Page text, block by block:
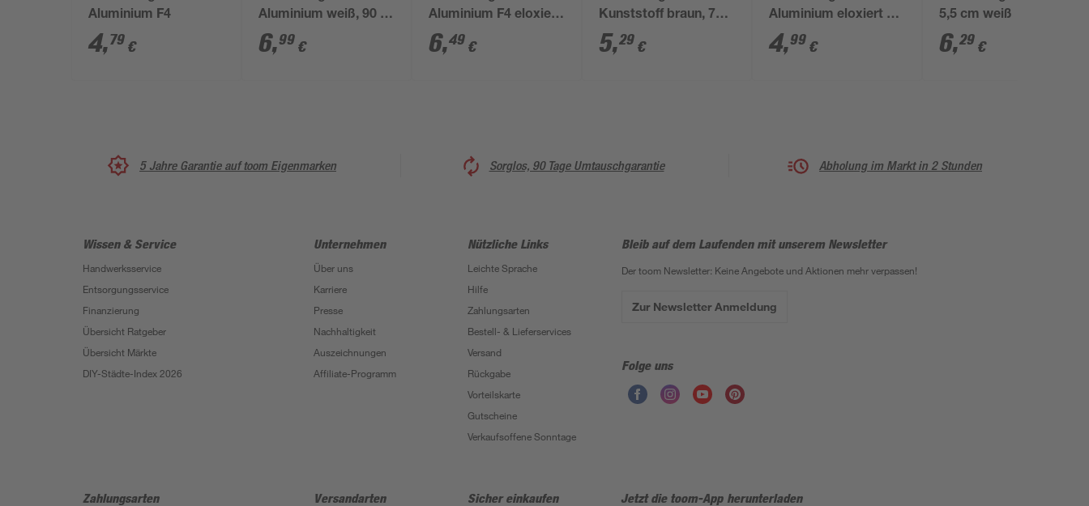
Aluminium F4
4,79 €
Aluminium weiß, 90 x
22 mm
6,99 €
Aluminium F4 eloxiert,
90 x 22 mm
6,49 €
Kunststoff braun, 71 x
55 mm
5,29 €
Aluminium eloxiert 90
x 22 mm
4,99 €
5,5 cm weiß
6,29 €
5 Jahre Garantie auf toom Eigenmarken Sorglos, 90 Tage Umtauschgarantie Abholung im Markt in 2 Stunden
Wissen & Service
Handwerksservice
Entsorgungsservice
Finanzierung
Übersicht Ratgeber
Übersicht Märkte
DIY-Städte-Index 2026
Unternehmen
Über uns
Karriere
Presse
Nachhaltigkeit
Auszeichnungen
Affiliate-Programm
Nützliche Links
Leichte Sprache
Hilfe
Zahlungsarten
Bestell- & Lieferservices
Versand
Rückgabe
Vorteilskarte
Gutscheine
Verkaufsoffene Sonntage
Bleib auf dem Laufenden mit unserem Newsletter
Der toom Newsletter: Keine Angebote und Aktionen mehr verpassen!
Zur Newsletter Anmeldung
Folge uns
Zahlungsarten Versandarten Sicher einkaufen Jetzt die toom-App herunterladen